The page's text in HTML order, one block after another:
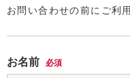
お問い合わせの前にご利
お名前 必須